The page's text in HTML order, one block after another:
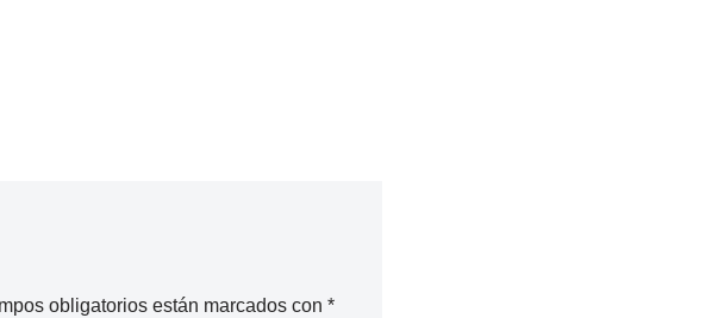
obligatorios están marcados con *